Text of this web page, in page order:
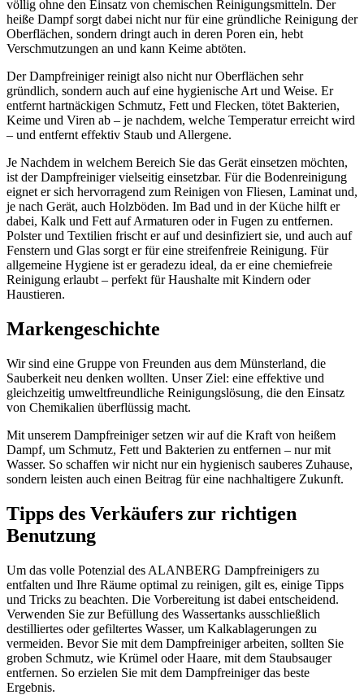
völlig ohne den Einsatz von chemischen Reinigungsmitteln. Der
heiße Dampf sorgt dabei nicht nur für eine gründliche Reinigung der
Oberflächen, sondern dringt auch in deren Poren ein, hebt
Verschmutzungen an und kann Keime abtöten.
Der Dampfreiniger reinigt also nicht nur Oberflächen sehr
gründlich, sondern auch auf eine hygienische Art und Weise. Er
entfernt hartnäckigen Schmutz, Fett und Flecken, tötet Bakterien,
Keime und Viren ab – je nachdem, welche Temperatur erreicht wird
– und entfernt effektiv Staub und Allergene.
Je Nachdem in welchem Bereich Sie das Gerät einsetzen möchten,
ist der Dampfreiniger vielseitig einsetzbar. Für die Bodenreinigung
eignet er sich hervorragend zum Reinigen von Fliesen, Laminat und,
je nach Gerät, auch Holzböden. Im Bad und in der Küche hilft er
dabei, Kalk und Fett auf Armaturen oder in Fugen zu entfernen.
Polster und Textilien frischt er auf und desinfiziert sie, und auch auf
Fenstern und Glas sorgt er für eine streifenfreie Reinigung. Für
allgemeine Hygiene ist er geradezu ideal, da er eine chemiefreie
Reinigung erlaubt – perfekt für Haushalte mit Kindern oder
Haustieren.
Markengeschichte
Wir sind eine Gruppe von Freunden aus dem Münsterland, die
Sauberkeit neu denken wollten. Unser Ziel: eine effektive und
gleichzeitig umweltfreundliche Reinigungslösung, die den Einsatz
von Chemikalien überflüssig macht.
Mit unserem Dampfreiniger setzen wir auf die Kraft von heißem
Dampf, um Schmutz, Fett und Bakterien zu entfernen – nur mit
Wasser. So schaffen wir nicht nur ein hygienisch sauberes Zuhause,
sondern leisten auch einen Beitrag für eine nachhaltigere Zukunft.
Tipps des Verkäufers zur richtigen
Benutzung
Um das volle Potenzial des ALANBERG Dampfreinigers zu
entfalten und Ihre Räume optimal zu reinigen, gilt es, einige Tipps
und Tricks zu beachten. Die Vorbereitung ist dabei entscheidend.
Verwenden Sie zur Befüllung des Wassertanks ausschließlich
destilliertes oder gefiltertes Wasser, um Kalkablagerungen zu
vermeiden. Bevor Sie mit dem Dampfreiniger arbeiten, sollten Sie
groben Schmutz, wie Krümel oder Haare, mit dem Staubsauger
entfernen. So erzielen Sie mit dem Dampfreiniger das beste
Ergebnis.